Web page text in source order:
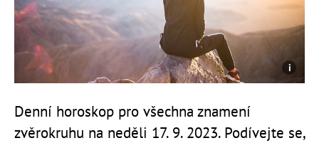
Denní horoskop pro všechna znamení
zvěrokruhu na neděli 17. 9. 2023. Podívejte se,